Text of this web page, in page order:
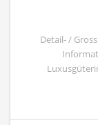
Detail- /